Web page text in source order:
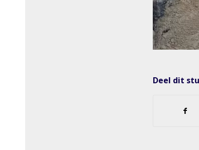
Deel dit